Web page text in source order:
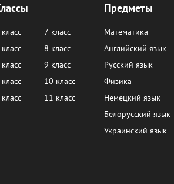
7 класс
8 класс
9 класс
10 класс
11 класс
Предметы
Математика
Английский язык
Русский язык
Физика
Немецкий язык
Белорусский язык
Украинский язык